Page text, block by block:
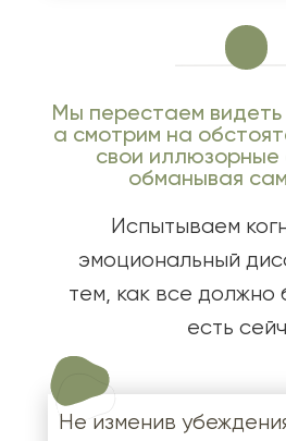
Мы перестаем
а смотрим на
свои иллюзорные
обманывая
Испытываем
эмоциональный
тем, как все должно
есть
Не изменив